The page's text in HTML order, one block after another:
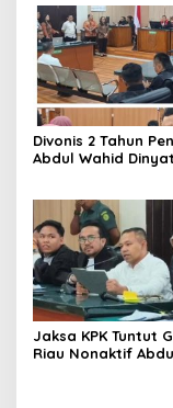
Divonis 2 Tahun
Abdul Wahid
Jaksa KPK Tuntut
Riau Nonaktif